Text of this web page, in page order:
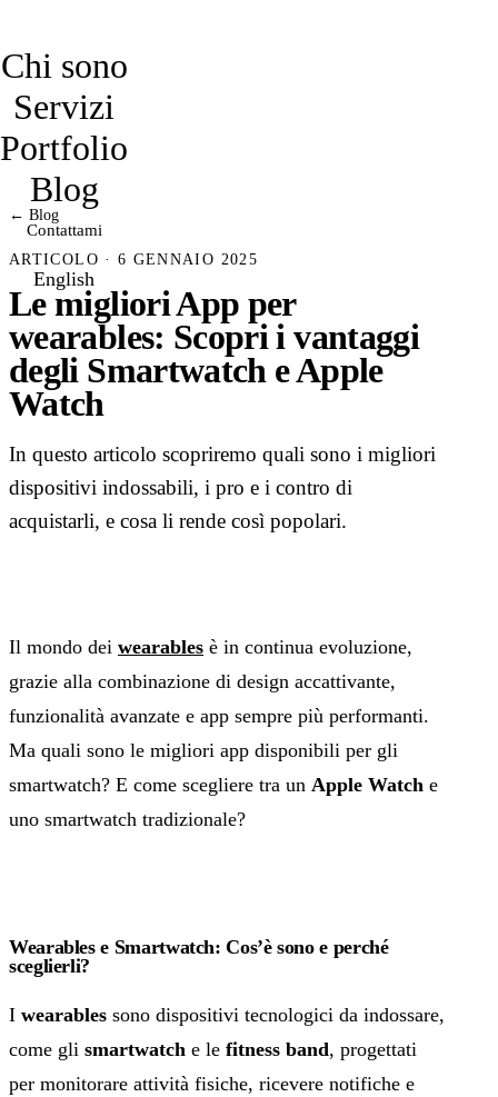
Chi sono
Servizi
Portfolio
Blog
Contattami
English
← Blog
ARTICOLO · 6 GENNAIO 2025
Le migliori App per
wearables: Scopri i vantaggi
degli Smartwatch e Apple
Watch
In questo articolo scopriremo quali sono i migliori
dispositivi indossabili, i pro e i contro di
acquistarli, e cosa li rende così popolari.
Il mondo dei wearables è in continua evoluzione,
grazie alla combinazione di design accattivante,
funzionalità avanzate e app sempre più performanti.
Ma quali sono le migliori app disponibili per gli
smartwatch? E come scegliere tra un Apple Watch e
uno smartwatch tradizionale?
Wearables e Smartwatch: Cos’è sono e perché
sceglierli?
I wearables sono dispositivi tecnologici da indossare,
come gli smartwatch e le fitness band, progettati
per monitorare attività fisiche, ricevere notifiche e